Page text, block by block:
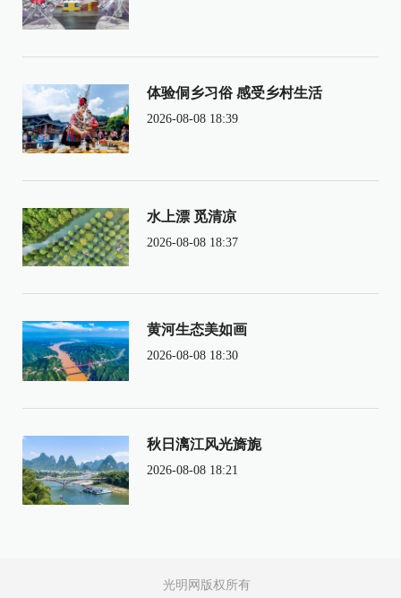
体验侗乡习俗 感受乡村生活
2026-08-08 18:39
水上漂 觅清凉
2026-08-08 18:37
黄河生态美如画
2026-08-08 18:30
秋日漓江风光旖旎
2026-08-08 18:21
光明网版权所有